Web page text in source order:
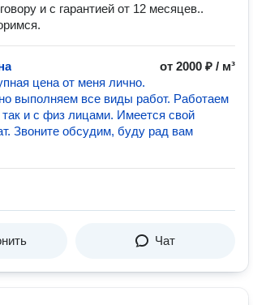
и с гарантией от 12 месяцев..
от 2000 ₽ / м³
цена от меня лично.
выполняем все виды работ. Работаем
и с физ лицами. Имеется свой
Звоните обсудим, буду рад вам
Чат